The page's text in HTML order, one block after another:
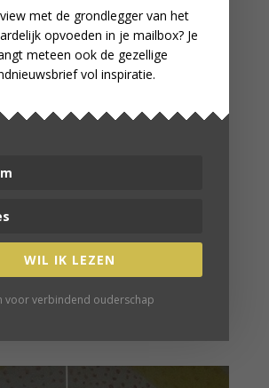
IS LEUK:
VOOR ONDERWEG
met de grondlegger van het
opvoeden in je mailbox? Je
meteen ook de gezellige
vol inspiratie.
WIL IK LEZEN
voor verbindend ouderschap